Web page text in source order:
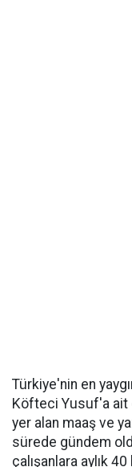
Türkiye'nin en
Köfteci Yusuf'a ait
yer alan maaş ve
sürede gündem
çalışanlara aylık